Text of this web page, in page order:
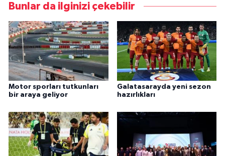
Bunlar da ilginizi çekebilir
Motor sporları tutkunları
bir araya geliyor
Galatasarayda yeni sezon
hazırlıkları